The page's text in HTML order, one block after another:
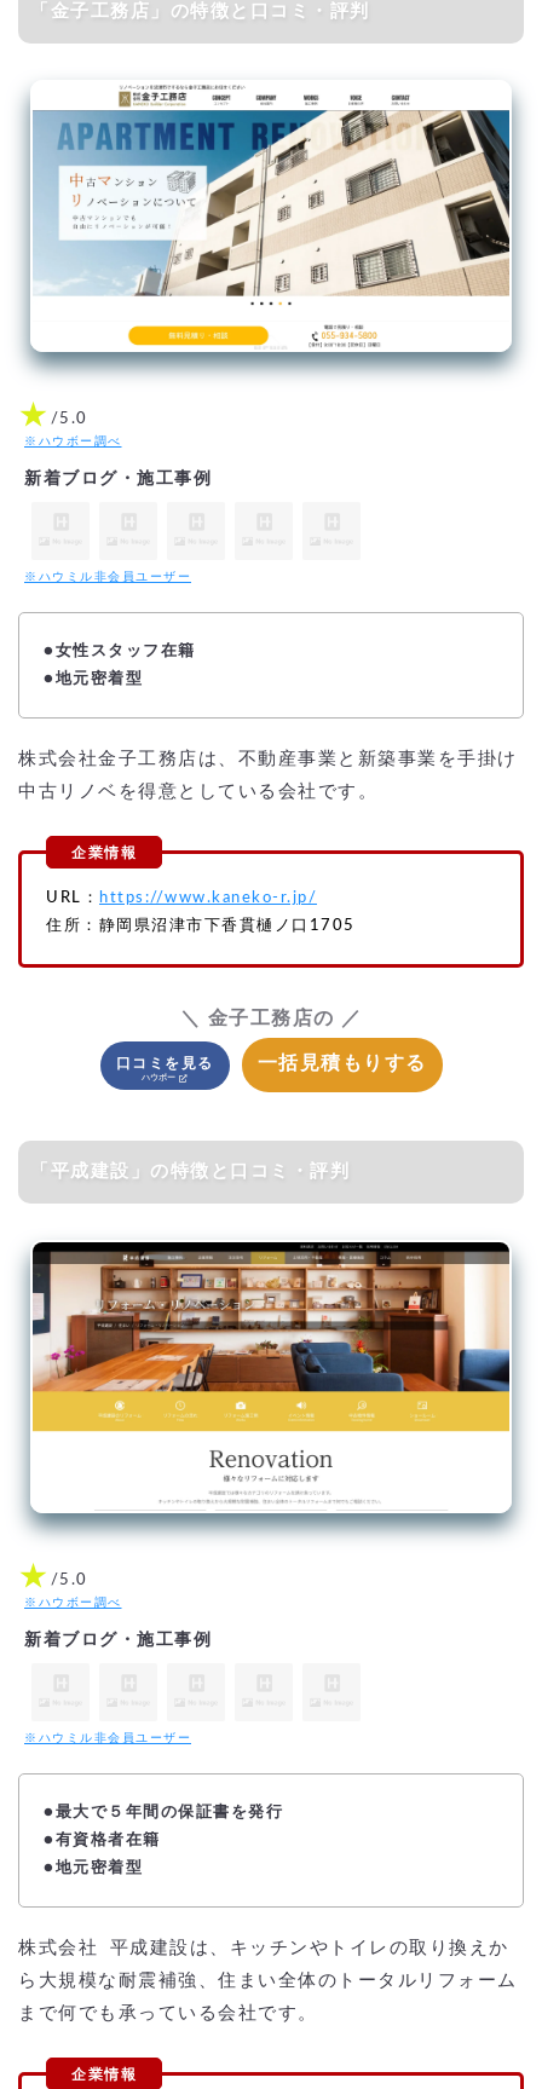
「金子工務店」の特徴と口コミ・評判
★ /5.0
※ハウボー調べ
新着ブログ・施工事例
※ハウミル非会員ユーザー
●女性スタッフ在籍
●地元密着型
株式会社金子工務店は、不動産事業と新築事業を手掛け
中古リノベを得意としている会社です。
URL：
https://www.kaneko-r.jp/
住所：静岡県沼津市下香貫樋ノ口1705
＼ 金子工務店の ／
口コミを見る 一括見積もりする
「平成建設」の特徴と口コミ・評判
★ /5.0
※ハウボー調べ
新着ブログ・施工事例
※ハウミル非会員ユーザー
●最大で５年間の保証書を発行
●有資格者在籍
●地元密着型
株式会社 平成建設は、キッチンやトイレの取り換えか
ら大規模な耐震補強、住まい全体のトータルリフォーム
まで何でも承っている会社です。